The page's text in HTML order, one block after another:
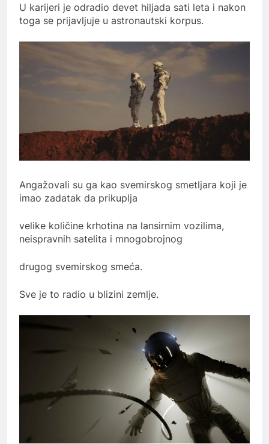
U karijeri je odradio devet hiljada sati leta i nakon
toga se prijavljuje u astronautski korpus.
Angažovali su ga kao svemirskog smetljara koji je
imao zadatak da prikuplja
velike količine krhotina na lansirnim vozilima,
neispravnih satelita i mnogobrojnog
drugog svemirskog smeća.
Sve je to radio u blizini zemlje.